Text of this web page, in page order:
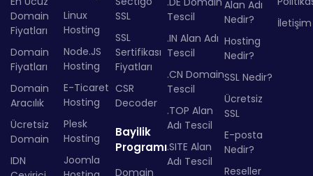
Domain
Fiyatları
Domain
Fiyatları
Domain
Aracılık
Ücretsiz
Domain
IDN
Linux
Hosting
Node.JS
Hosting
E-Ticaret
Hosting
Plesk
Hosting
Joomla
SSL
SSL
Sertifikası
Fiyatları
CSR
Decoder
Bayilik
Programı
Domain
Tescil
.IN Alan Adı
Tescil
.CN Domain
Tescil
.TOP Alan
Adı Tescil
.SITE Alan
Adı Tescil
Alan Adı
Nedir?
Hosting
Nedir?
SSL Nedir?
Ücretsiz
SSL
E-posta
Nedir?
Reseller
İletişim